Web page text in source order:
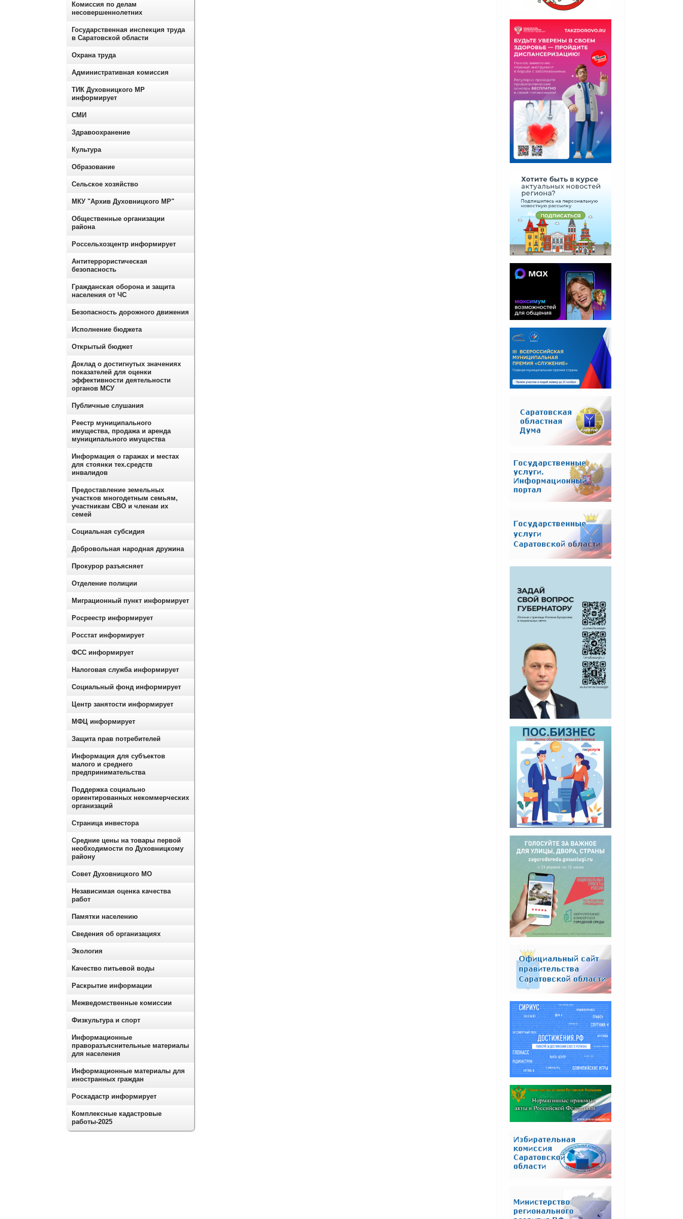
Комиссия по делам
несовершеннолетних
Государственная инспекция труда
в Саратовской области
Охрана труда
Административная комиссия
ТИК Духовницкого МР
информирует
СМИ
Здравоохранение
Культура
Образование
Сельское хозяйство
МКУ "Архив Духовницкого МР"
Общественные организации
района
Россельхозцентр информирует
Антитеррористическая
безопасность
Гражданская оборона и защита
населения от ЧС
Безопасность дорожного движения
Исполнение бюджета
Открытый бюджет
Доклад о достигнутых значениях
показателей для оценки
эффективности деятельности
органов МСУ
Публичные слушания
Реестр муниципального
имущества, продажа и аренда
муниципального имущества
Информация о гаражах и местах
для стоянки тех.средств
инвалидов
Предоставление земельных
участков многодетным семьям,
участникам СВО и членам их
семей
Социальная субсидия
Добровольная народная дружина
Прокурор разъясняет
Отделение полиции
Миграционный пункт информирует
Росреестр информирует
Росстат информирует
ФСС информирует
Налоговая служба информирует
Социальный фонд информирует
Центр занятости информирует
МФЦ информирует
Защита прав потребителей
Информация для субъектов
малого и среднего
предпринимательства
Поддержка социально
ориентированных некоммерческих
организаций
Страница инвестора
Средние цены на товары первой
необходимости по Духовницкому
району
Совет Духовницкого МО
Независимая оценка качества
работ
Памятки населению
Сведения об организациях
Экология
Качество питьевой воды
Раскрытие информации
Межведомственные комиссии
Физкультура и спорт
Информационные
праворазъяснительные материалы
для населения
Информационные материалы для
иностранных граждан
Роскадастр информирует
Комплексные кадастровые
работы-2025